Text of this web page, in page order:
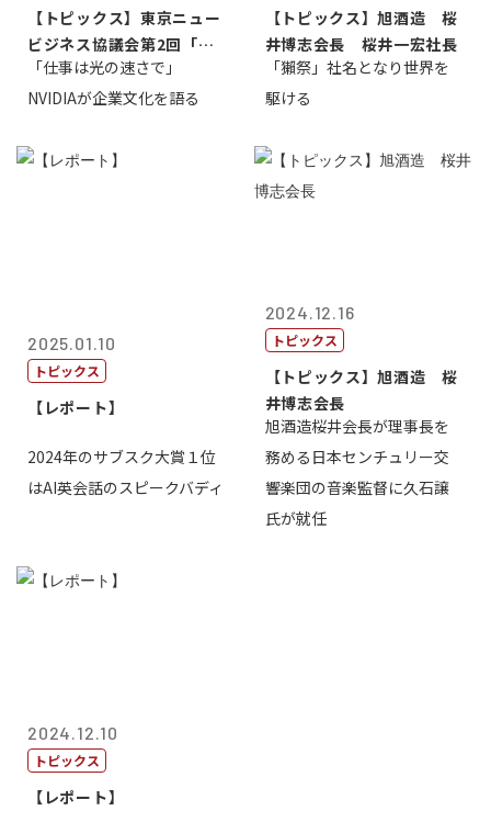
【トピックス】東京ニュー
ビジネス協議会第2回「起
業から成功へ...
「仕事は光の速さで」
NVIDIAが企業文化を語る
【トピックス】旭酒造 桜
井博志会長 桜井一宏社長
「獺祭」社名となり世界を
駆ける
2025.01.10
トピックス
【レポート】
2024年のサブスク大賞１位
はAI英会話のスピークバディ
2024.12.16
トピックス
【トピックス】旭酒造 桜
井博志会長
旭酒造桜井会長が理事長を
務める日本センチュリー交
響楽団の音楽監督に久石譲
氏が就任
2024.12.10
トピックス
【レポート】